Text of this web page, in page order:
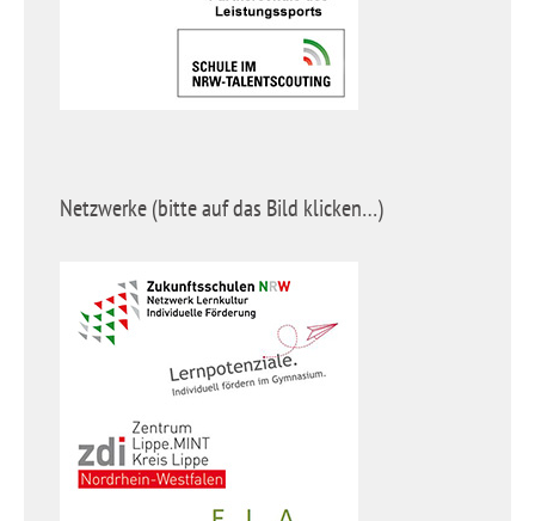
Netzwerke (bitte auf das Bild klicken…)